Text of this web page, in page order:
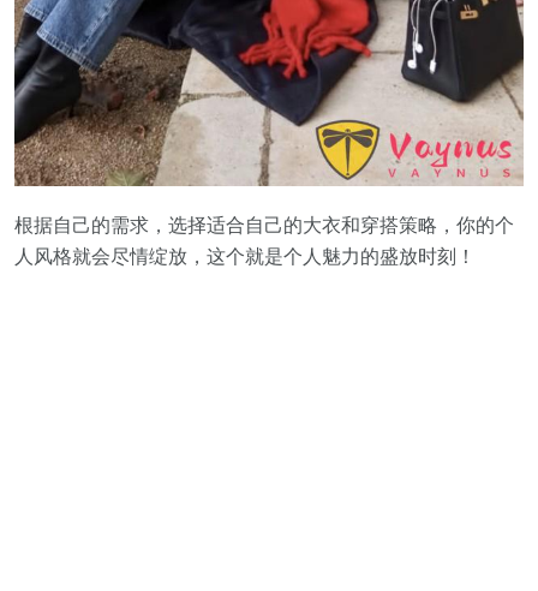
根据自己的需求，选择适合自己的大衣和穿搭策略，你的个
人风格就会尽情绽放，这个就是个人魅力的盛放时刻！